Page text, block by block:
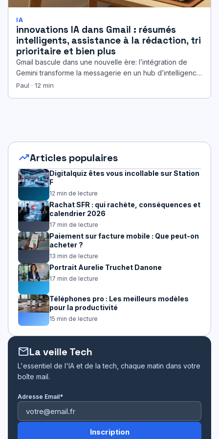
IA
innovations IA dans Gmail : résumés
intelligents, assistance à la rédaction, tri
prioritaire et bien plus
Gmail bascule dans une nouvelle ère: l’intégration de
Gemini transforme la messagerie en un hub d’intelligence
artificielle orienté efficacité. Depuis…
Paul · 12 min
trending_upArticles populaires
Digitalquiz êtes vous incollable sur Station
F
12 min de lecture
Rachat SFR : qui rachète, conséquences et
calendrier 2026
17 min de lecture
Paiement sur facture mobile : Que peut-on
acheter ?
13 min de lecture
Portrait Aurelie Truchet Danone
17 min de lecture
Téléphones pro : Les meilleurs modèles
pour la productivité
15 min de lecture
mailLa veille Tech
L'essentiel de l'IA et de la tech, chaque matin dans votre
boîte mail.
Adresse Email*